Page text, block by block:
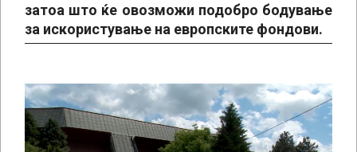
затоа што ќе овозможи подобро бодување
за искористување на европските фондови.